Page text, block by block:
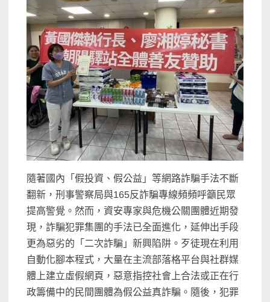
隨著國內「假投資、假公益」等網路詐騙手法不斷
翻新，刑事警察局與165反詐騙專線頻頻呼籲民眾
提高警覺。然而，資安專家與危機公關團體近期發
現，詐騙犯罪集團的手法已全面進化，延伸出手段
更為惡劣的「二次詐騙」新興陷阱。歹徒現在利用
自動化腳本程式，大量在主流部落格平台與社群媒
體上建立虛假網頁，惡意指控社會上合法或正在行
政籌備中的民間團體為假公益真詐騙。隨後，犯罪